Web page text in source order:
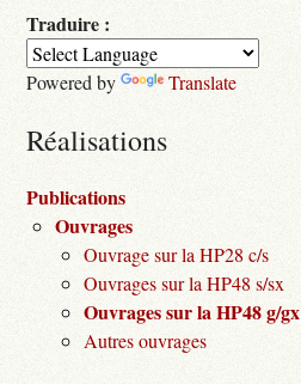
Traduire :
Powered by Translate
Réalisations
Publications
Ouvrages
Ouvrage sur la HP28 c/s
Ouvrages sur la HP48 s/sx
Ouvrages sur la HP48 g/gx
Autres ouvrages